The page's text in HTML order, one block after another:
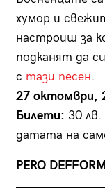
хумор и
настроиш за
подканят да
с тази песен.
27 октомври,
Билети: 30
датата на
PERO